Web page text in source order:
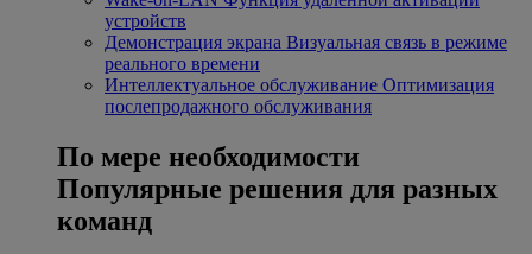
устройств
Демонстрация экрана Визуальная связь в режиме
реального времени
Интеллектуальное обслуживание Оптимизация
послепродажного обслуживания
По мере необходимости
Популярные решения для разных
команд